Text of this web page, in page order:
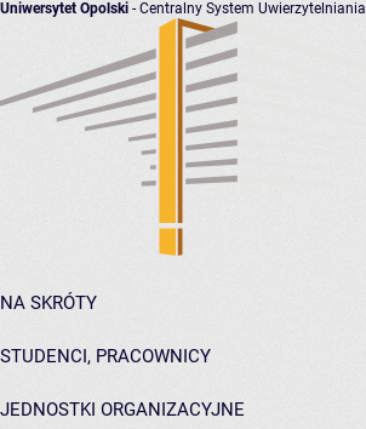
Uniwersytet Opolski - Centralny System Uwierzytelniania
NA SKRÓTY
STUDENCI, PRACOWNICY
JEDNOSTKI ORGANIZACYJNE